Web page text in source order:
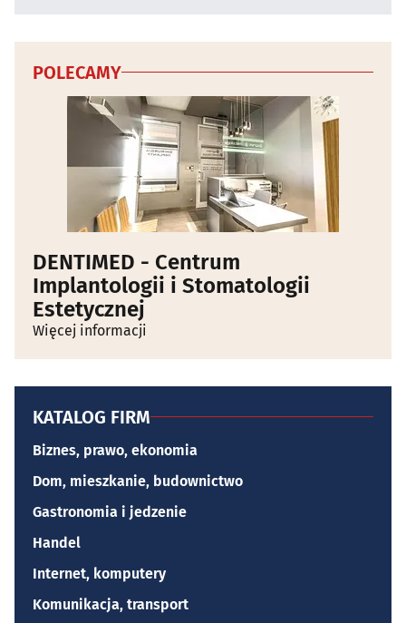
POLECAMY
DENTIMED - Centrum
Implantologii i Stomatologii
Estetycznej
Więcej informacji
KATALOG FIRM
Biznes, prawo, ekonomia
Dom, mieszkanie, budownictwo
Gastronomia i jedzenie
Handel
Internet, komputery
Komunikacja, transport